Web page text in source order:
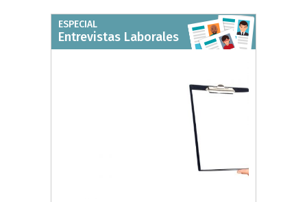
ESPECIAL
Entrevistas Laborales